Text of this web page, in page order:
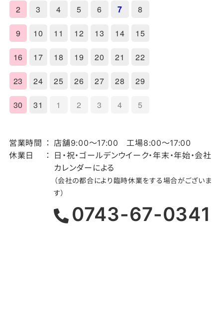
2 3 4 5 6 7 8
9 10 11 12 13 14 15
16 17 18 19 20 21 22
23 24 25 26 27 28 29
30 31 1 2 3 4 5
営業時間
店舗9:00～17:00 工場8:00～17:00
休業日
日・祝・ゴールデンウイーク・年末・年始・会社
カレンダーによる
（会社の都合により臨時休業をする場合がございま
す）
0743-67-0341